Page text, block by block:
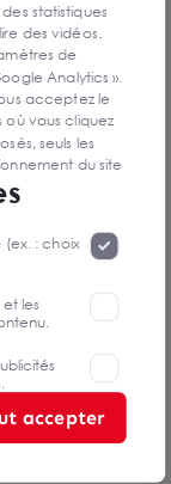
du local
Les
Une
léger ou
seulement
quartier
de commerces,
immeubles
ou Lomme
Pour une
les prestations
et
statistiques
des vidéos.
de
Analytics ».
acceptez le
où vous cliquez
seuls les
du site
consulter
site internet, il
avez la
ne seront
actuellement
: choix
les
accepter